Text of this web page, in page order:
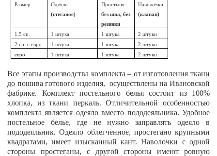
Размер
Одеяло
(стеганое)
Простыня
без шва, без
резинки
Наволочки
(клапан)
1,5 сп. 1 штука 1 штука
2 штуки
2 сп. с евро
1 штука 1 штука
2 штуки
евро
1 штука 1 штука 2 штуки
Все этапы производства комплекта – от изготовления ткани
до пошива готового изделия, осуществлены на Ивановской
фабрике. Комплект постельного белья состоит из 100%
хлопка, из ткани перкаль. Отличительной особенностью
комплекта является одеяло вместо пододеяльника. Удобное
постельное белье, где не нужно заправлять одеяло в
пододеяльник. Одеяло облегченное, простегано крупными
квадратами, имеет изысканный кант. Наволочки с одной
стороны простеганы, с другой стороны имеют ровную